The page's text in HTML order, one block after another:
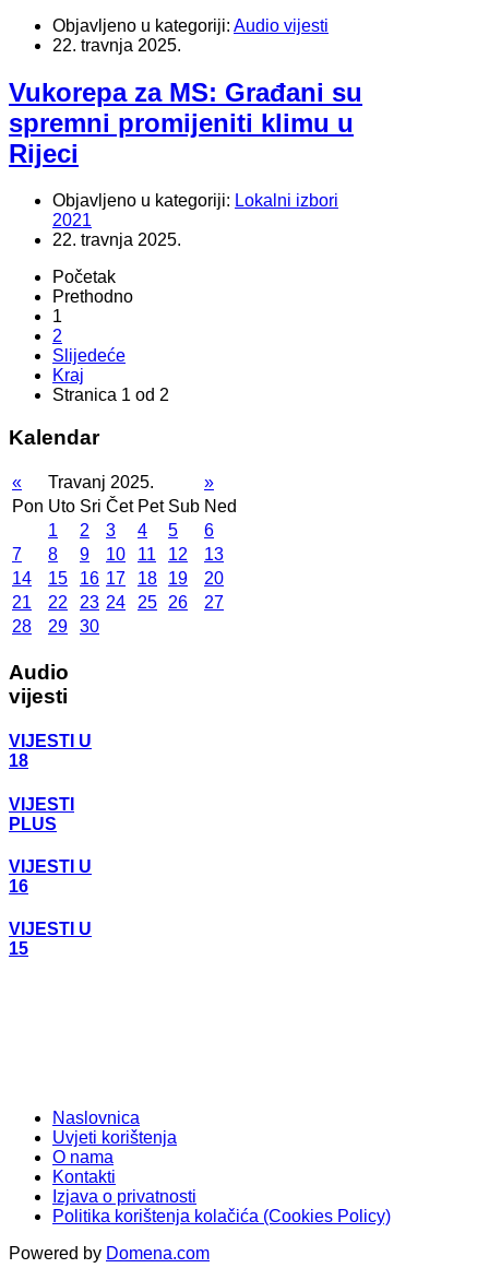
Objavljeno u kategoriji: Audio vijesti
22. travnja 2025.
Vukorepa za MS: Građani su
spremni promijeniti klimu u
Rijeci
Objavljeno u kategoriji: Lokalni izbori
2021
22. travnja 2025.
Početak
Prethodno
1
2
Slijedeće
Kraj
Stranica 1 od 2
Kalendar
« Travanj 2025.
»
Pon Uto Sri Čet Pet Sub Ned
1
2 3 4 5
6
7
8 9 10 11 12
13
14
15 16 17 18 19
20
21
22 23 24 25 26
27
28
29 30
Audio
vijesti
VIJESTI U
18
VIJESTI
PLUS
VIJESTI U
16
VIJESTI U
15
Naslovnica
Uvjeti korištenja
O nama
Kontakti
Izjava o privatnosti
Politika korištenja kolačića (Cookies Policy)
Powered by Domena.com